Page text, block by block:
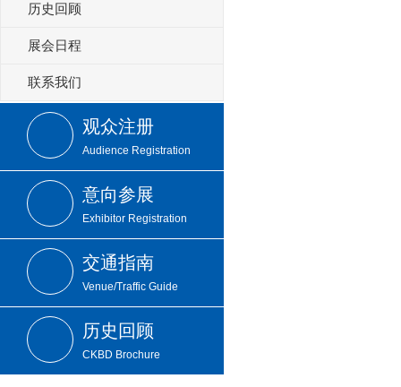
历史回顾
展会日程
联系我们
观众注册
Audience Registration
意向参展
Exhibitor Registration
交通指南
Venue/Traffic Guide
历史回顾
CKBD Brochure